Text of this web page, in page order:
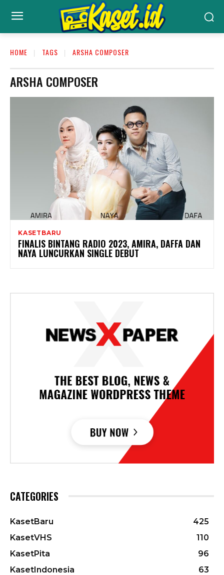
HOME TAGS ARSHA COMPOSER
ARSHA COMPOSER
KASETBARU
FINALIS BINTANG RADIO 2023, AMIRA, DAFFA DAN
NAYA LUNCURKAN SINGLE DEBUT
CATEGORIES
KasetBaru
425
KasetVHS
110
KasetPita
96
KasetIndonesia
63